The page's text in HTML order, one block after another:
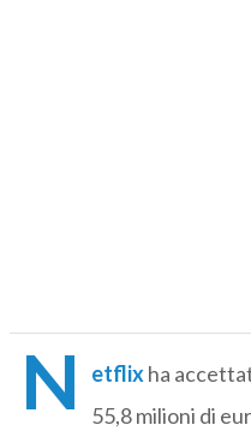
N etflixha
55,8 milioni di